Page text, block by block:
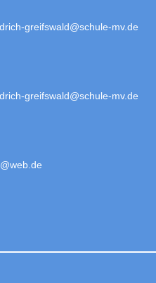
greifswald@schule-mv.de
greifswald@schule-mv.de